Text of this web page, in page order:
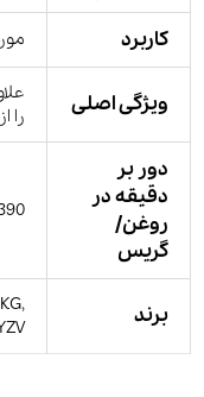
کاربرد
ویژگی اصلی
را
دور بر
دقیقه در
روغن/
گریس
برند